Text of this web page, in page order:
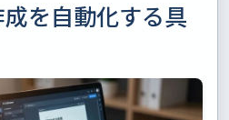
を自動化する具